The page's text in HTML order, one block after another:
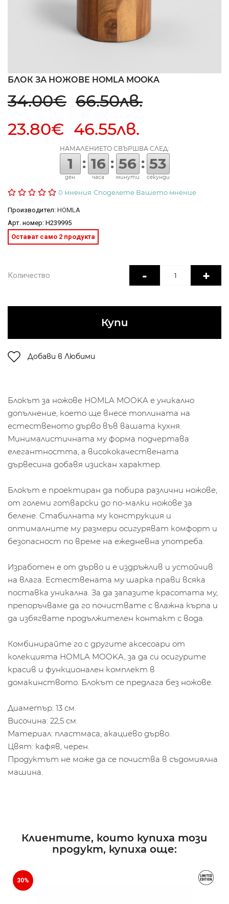
БЛОК ЗА НОЖОВЕ HOMLA MOOKA
34.00€ 66.50лв.
23.80€ 46.55лв.
НАМАЛЕНИЕТО СВЪРШВА СЛЕД:
1
ден
: 16
часа
: 56
минути
: 52
секунди
0 мнения Споделете Вашето мнение
Производител: HOMLA
Арт. номер: H239995
Остават само 2 продукта
Количество - +
Купи
Добави в Любими
Блокът за ножове HOMLA MOOKA е уникално
допълнение, което ще внесе топлината на
естественото дърво във вашата кухня.
Минималистичната му форма подчертава
елегантността, а висококачествената
дървесина добавя изискан характер.
Блокът е проектиран да побира различни ножове,
от големи готварски до по-малки ножове за
белене. Стабилната му конструкция и
оптималните му размери осигуряват комфорт и
безопасност по време на ежедневна употреба.
Изработен е от дърво и е издръжлив и устойчив
на влага. Естествената му шарка прави всяка
поставка уникална. За да запазите красотата му,
препоръчваме да го почиствате с влажна кърпа и
да избягвате продължителен контакт с вода.
Комбинирайте го с другите аксесоари от
колекцията HOMLA MOOKA, за да си осигурите
красив и функционален комплект в
домакинството. Блокът се предлага без ножове.
Диаметър: 13 см.
Височина: 22,5 см.
Материал: пластмаса, акациево дърво.
Цвят: кафяв, черен.
Продуктът не може да се почиства в съдомиялна
машина.
Клиентите, които купиха този
продукт, купиха още:
30%